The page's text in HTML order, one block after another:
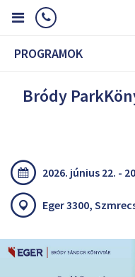
PROGRAMOK
Bródy
2026. június 22. -
Eger 3300,